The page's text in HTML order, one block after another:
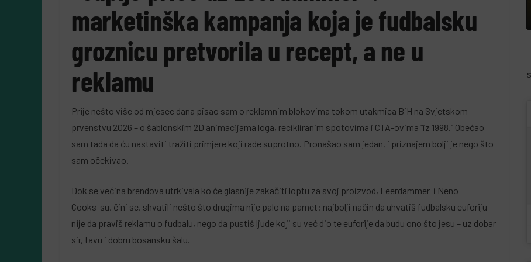
marketinška kampanja koja je fudbalsku
groznicu pretvorila u recept, a ne u
reklamu
Prije nešto više od mjesec dana pisao sam o reklamnim blokovima tokom utakmica BiH na Svjetskom
prvenstvu 2026 – o šablonskim 2D animacijama loga, recikliranim spotovima i CTA-ovima “iz 1998.” Obećao
sam tada da ću nastaviti tražiti primjere koji rade suprotno. Pronašao sam jedan, i priznajem bolji je nego što
sam očekivao.
Dok se većina brendova utrkivala ko će glasnije zakačiti loptu za svoj proizvod, Leerdammer i Neno
Cooks su, čini se, shvatili nešto što drugima nije palo na pamet: najbolji način da uhvatiš fudbalsku euforiju
nije da praviš reklamu o fudbalu, nego da pustiš ljude koji su već dio te euforije da budu ono što jesu – uz dobar
sir, tavu i dobru bosansku šalu.